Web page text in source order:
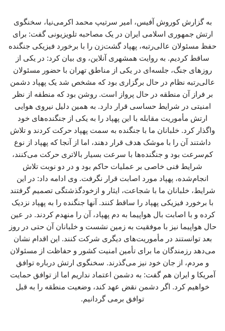
به گزارش کوروش آفیس، امیر سرتیپ محمد اکرمی‌نیا، سخنگوی
ارتش جمهوری اسلامی ایران در یک مصاحبه تلویزیونی گفت: برای
حفظ مسئولان عالی‌رتبه، پهپاد گشت‌زن را با برخورد فیزیکی جنگنده
ساقط کردیم. به روایت همشهری آنلاین، وی بیان کرد: در یکی از
روزهای جنگ، جلسه‌ای در یکی از مناطق تهران با حضور مسئولان
عالی‌رتبه نظام در حال برگزاری بود که مشخص شد یک پهپاد دشمن
بر فراز آن منطقه در حال پرواز است. روشن بود که منطقه از نظر
امنیتی در شرایط حساسی قرار دارد. به همین دلیل نیروی هوایی
ارتش مأموریت مقابله با این پهپاد را به یکی از جنگنده‌های خود
واگذار کرد. خلبانان ما با جنگنده به سمت پهپاد حرکت کردند و تلاش
داشتند آن را با موشک هدف قرار دهند، اما از آنجا که پهپاد از نوع
کم‌سرعت بود و جنگنده‌ها با سرعت بسیار بالاتری حرکت می‌کنند،
شرایط فنی خاصی بر عملیات حاکم بود و در دو نوبت تلاش
انجام‌شده، پهپاد مورد اصابت قرار نگرفت. وی ادامه داد: در این
شرایط، خلبانان ما با شجاعت، ایثار و ازخودگذشتگی تصمیم گرفتند
با برخورد فیزیکی پهپاد را ساقط کنند. آنها جنگنده را به پهپاد نزدیک
کرده و با اصابت بال هواپیما به دم پهپاد، آن را منهدم کردند. در عین
حال هواپیما نیز با موفقیت به زمین نشست و خلبانان آن حتی در روز
بعد توانستند در مأموریت‌های دیگری شرکت کنند. این اقدام نشان
می‌دهد رزمندگان ما برای تأمین امنیت کشور و حفاظت از مسئولان
و مردم، از جان خود نیز می‌گذرند. سخنگوی ارتش درباره توافق
آمریکا و ایران هم گفت: به دشمن اعتماد نداریم اما از توافق حمایت
خواهیم کرد. اگر دشمن نقض عهد کند، وضعیت منطقه را به قبل
توافق برمی گردانیم.